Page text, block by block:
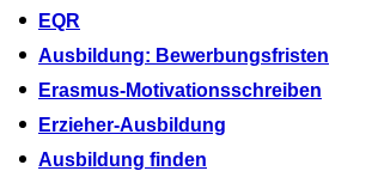
EQR
Ausbildung: Bewerbungsfristen
Erasmus-Motivationsschreiben
Erzieher-Ausbildung
Ausbildung finden